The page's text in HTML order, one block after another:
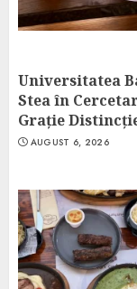
Universitatea
Stea în
Grație
AUGUST 6, 2026